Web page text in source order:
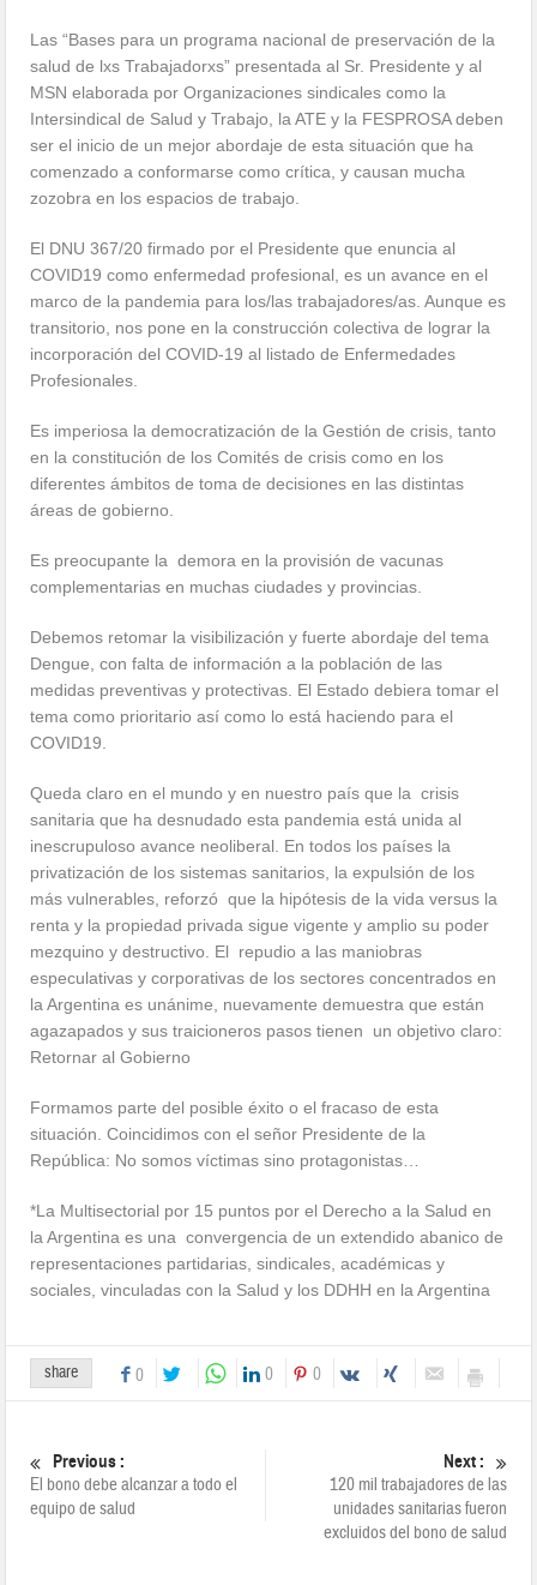
Las “Bases para un programa nacional de preservación de la
salud de lxs Trabajadorxs” presentada al Sr. Presidente y al
MSN elaborada por Organizaciones sindicales como la
Intersindical de Salud y Trabajo, la ATE y la FESPROSA deben
ser el inicio de un mejor abordaje de esta situación que ha
comenzado a conformarse como crítica, y causan mucha
zozobra en los espacios de trabajo.
El DNU 367/20 firmado por el Presidente que enuncia al
COVID19 como enfermedad profesional, es un avance en el
marco de la pandemia para los/las trabajadores/as. Aunque es
transitorio, nos pone en la construcción colectiva de lograr la
incorporación del COVID-19 al listado de Enfermedades
Profesionales.
Es imperiosa la democratización de la Gestión de crisis, tanto
en la constitución de los Comités de crisis como en los
diferentes ámbitos de toma de decisiones en las distintas
áreas de gobierno.
Es preocupante la demora en la provisión de vacunas
complementarias en muchas ciudades y provincias.
Debemos retomar la visibilización y fuerte abordaje del tema
Dengue, con falta de información a la población de las
medidas preventivas y protectivas. El Estado debiera tomar el
tema como prioritario así como lo está haciendo para el
COVID19.
Queda claro en el mundo y en nuestro país que la crisis
sanitaria que ha desnudado esta pandemia está unida al
inescrupuloso avance neoliberal. En todos los países la
privatización de los sistemas sanitarios, la expulsión de los
más vulnerables, reforzó que la hipótesis de la vida versus la
renta y la propiedad privada sigue vigente y amplio su poder
mezquino y destructivo. El repudio a las maniobras
especulativas y corporativas de los sectores concentrados en
la Argentina es unánime, nuevamente demuestra que están
agazapados y sus traicioneros pasos tienen un objetivo claro:
Retornar al Gobierno
Formamos parte del posible éxito o el fracaso de esta
situación. Coincidimos con el señor Presidente de la
República: No somos víctimas sino protagonistas…
*La Multisectorial por 15 puntos por el Derecho a la Salud en
la Argentina es una convergencia de un extendido abanico de
representaciones partidarias, sindicales, académicas y
sociales, vinculadas con la Salud y los DDHH en la Argentina
share 0 0 0
Previous :
El bono debe alcanzar a todo el
equipo de salud
Next :
120 mil trabajadores de las
unidades sanitarias fueron
excluidos del bono de salud